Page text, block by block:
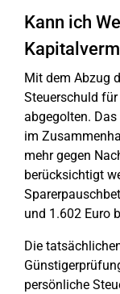
Kann ich
Mit dem Abzug
Steuerschuld
abgegolten.
im
mehr gegen
berücksichtigt
und 1.602 Euro
Die
persönliche